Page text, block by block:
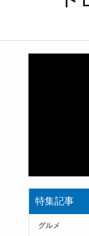
特集記事
グルメ